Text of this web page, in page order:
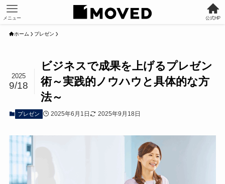
公式HP
メニュー
ホーム プレゼン
ビジネスで成果を上げるプレゼン
術～実践的ノウハウと具体的な方
法～
2025
9/18
プレゼン 2025年6月1日 2025年9月18日